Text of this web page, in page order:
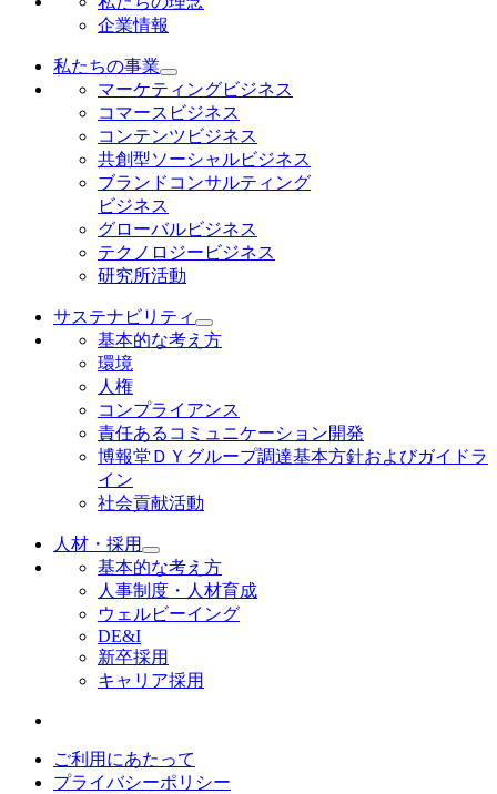
企業情報
私たちの事業
マーケティングビジネス
コマースビジネス
コンテンツビジネス
共創型ソーシャルビジネス
ブランドコンサルティング
ビジネス
グローバルビジネス
テクノロジービジネス
研究所活動
サステナビリティ
基本的な考え方
環境
人権
コンプライアンス
責任あるコミュニケーション開発
博報堂ＤＹグループ調達基本方針およびガイドラ
イン
社会貢献活動
人材・採用
基本的な考え方
人事制度・人材育成
ウェルビーイング
DE&I
新卒採用
キャリア採用
ご利用にあたって
プライバシーポリシー